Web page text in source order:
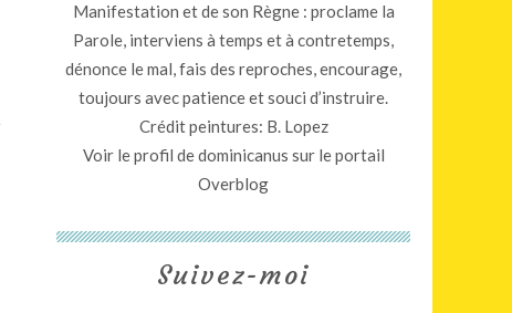
Manifestation et de son Règne : proclame la
Parole, interviens à temps et à contretemps,
dénonce le mal, fais des reproches, encourage,
toujours avec patience et souci d’instruire.
Crédit peintures: B. Lopez
Voir le profil dedominicanus sur le portail
Overblog
Suivez-moi